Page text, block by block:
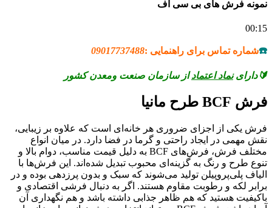
نمونه فرش های بی سی اف
00:15
☎️شماره تماس برای راهنمایی :09017737488
🔰داراینماد اعتماداز سازمان صنعت ومعدن کشور
فرش BCF طرح مانیا
فرش یکی از اجزای ضروری هر خانه‌ای است که علاوه بر زیبایی،
نقش مهمی در ایجاد راحتی و گرما در فضا دارد. در میان انواع
مختلف فرش، فرش‌های BCF به دلیل قیمت مناسب، دوام بالا و
تنوع طرح و رنگ به گزینه‌ای محبوب تبدیل شده‌اند. این فرش‌ها با
الیاف پلی‌پروپیلن تولید می‌شوند که سبک و بدون پرزدهی بوده و در
برابر لکه و رطوبت مقاوم هستند. اگر به دنبال فرشی اقتصادی و
باکیفیت هستید که هم ظاهر جذابی داشته باشد و هم نگهداری آن